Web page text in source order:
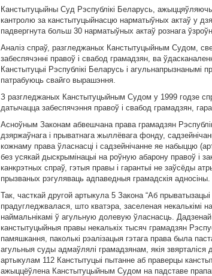
Канстытуцыйны Суд Рэспублiкi Беларусь,
кантролю за канстытуцыйнасцю нарматыўных актаў у
падвергнута больш 30 нарматыўных актаў рознага
Аналiз спраў, разгледжаных Канстытуцыйным Судом,
забеспячэннi правоў i свабод грамадзян, ва
Канстытуцыi Рэспублiкi Беларусь i агульнапрызнанымi
патрабуюць свайго вырашэння.
З разгледжаных Канстытуцыйным Судом у 1999 годзе
датычацца забеспячэння правоў i свабод грамадзян,
Асноўным Законам абвешчана права грамадзян
дзяржаўнага i прыватнага жыллёвага фонду,
кожнаму права ўласнасцi i садзейнiчанне яе набыццю
без усякай дыскрымiнацыi на роўную абарону правоў i
канкрэтных спраў, гэтыя правы i гарантыi не заўсёды
прызваных рэгуляваць адпаведныя грамадскiя адносiны.
Так, часткай другой артыкула 5 Закона “Аб
прадугледжвалася, што кватэра, заселеная некалькiмi
наймальнiкамi ў агульную долевую ўласнасць.
канстытуцыйныя правы некалькiх тысяч грамадзян
памяшкання, паколькi рэалiзацыя гэтага права была
агульныя суды адмаўлялi грамадзянам, якiя звярталiся
артыкулам 112 Канстытуцыi пытанне аб праверцы
ажыццёўлена Канстытуцыйным Судом на падставе